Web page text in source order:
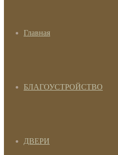
Главная
БЛАГОУСТРОЙСТВО
ДВЕРИ